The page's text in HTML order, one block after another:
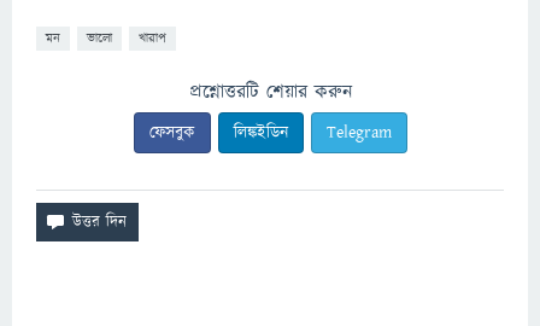
মন ভালো খারাপ
প্রশ্নোত্তরটি শেয়ার করুন
ফেসবুক লিঙ্কইডিন Telegram